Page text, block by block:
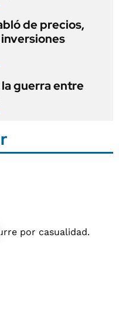
de precios,
guerra entre